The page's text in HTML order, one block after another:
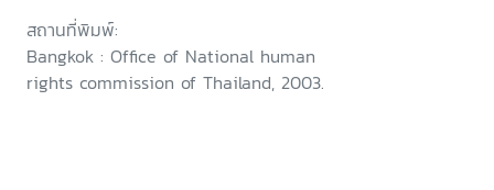
สถานที่พิมพ์:
Bangkok : Office of National human
rights commission of Thailand, 2003.